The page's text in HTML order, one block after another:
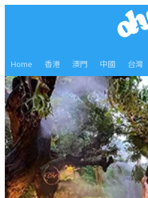
Home 香港 澳門 中國 台灣